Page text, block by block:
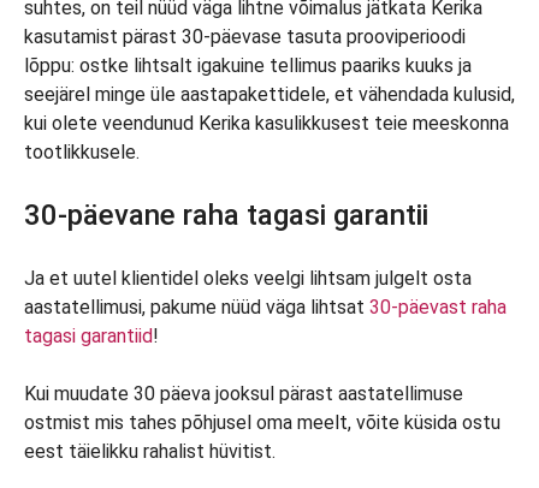
suhtes, on teil nüüd väga lihtne võimalus jätkata Kerika
kasutamist pärast 30-päevase tasuta prooviperioodi
lõppu: ostke lihtsalt igakuine tellimus paariks kuuks ja
seejärel minge üle aastapakettidele, et vähendada kulusid,
kui olete veendunud Kerika kasulikkusest teie meeskonna
tootlikkusele.
30-päevane raha tagasi garantii
Ja et uutel klientidel oleks veelgi lihtsam julgelt osta
aastatellimusi, pakume nüüd väga lihtsat 30-päevast raha
tagasi garantiid!
Kui muudate 30 päeva jooksul pärast aastatellimuse
ostmist mis tahes põhjusel oma meelt, võite küsida ostu
eest täielikku rahalist hüvitist.